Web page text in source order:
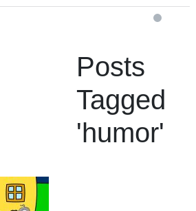
Posts
Tagged
'humor'